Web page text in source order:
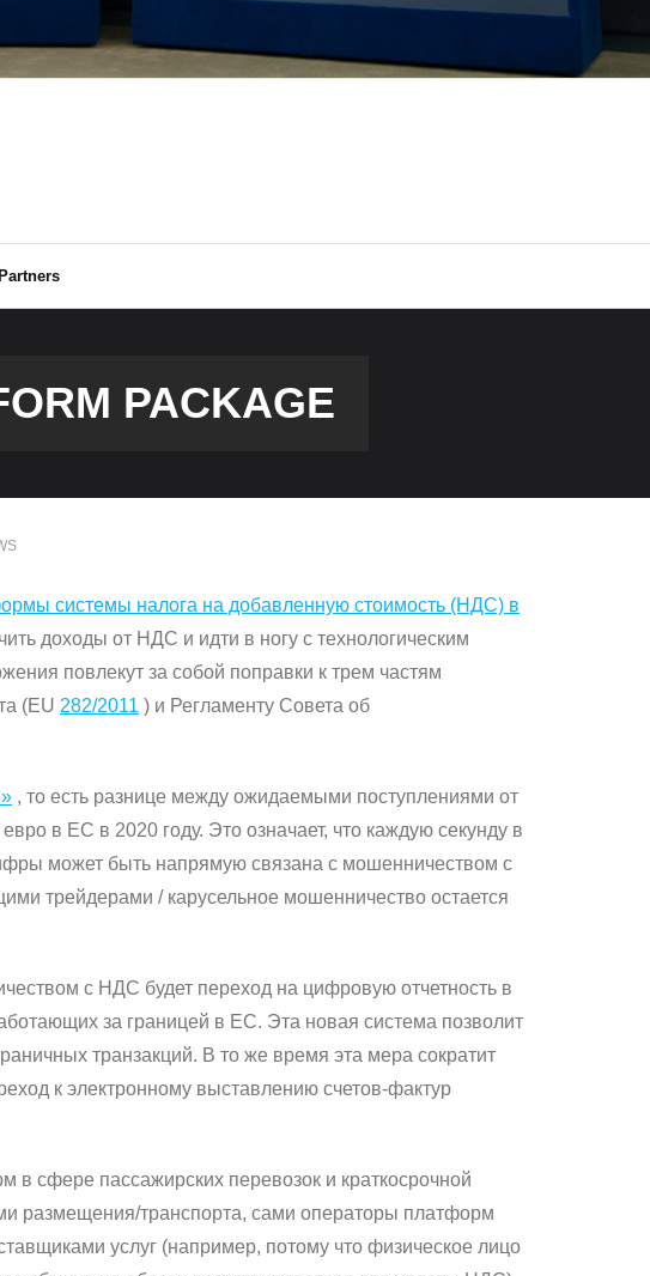
Partners
PACKAGE
системы налога на добавленную стоимость (НДС) в
доходы от НДС и идти в ногу с технологическим
повлекут за собой поправки к трем частям
(EU 282/2011 ) и Регламенту Совета об
, то есть разнице между ожидаемыми поступлениями от
в ЕС в 2020 году. Это означает, что каждую секунду в
может быть напрямую связана с мошенничеством с
трейдерами / карусельное мошенничество остается
с НДС будет переход на цифровую отчетность в
за границей в ЕС. Эта новая система позволит
транзакций. В то же время эта мера сократит
к электронному выставлению счетов-фактур
сфере пассажирских перевозок и краткосрочной
размещения/транспорта, сами операторы платформ
услуг (например, потому что физическое лицо